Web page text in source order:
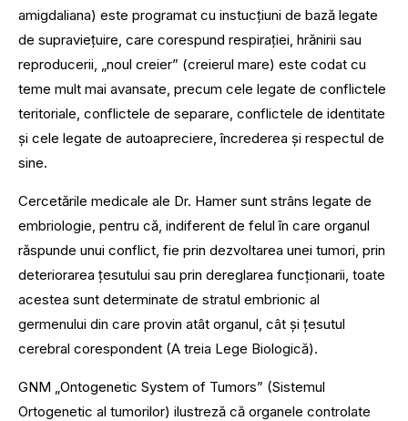
amigdaliana) este programat cu instucțiuni de bază legate
de supraviețuire, care corespund respirației, hrănirii sau
reproducerii, „noul creier” (creierul mare) este codat cu
teme mult mai avansate, precum cele legate de conflictele
teritoriale, conflictele de separare, conflictele de identitate
și cele legate de autoapreciere, încrederea și respectul de
sine.
Cercetările medicale ale Dr. Hamer sunt strâns legate de
embriologie, pentru că, indiferent de felul în care organul
răspunde unui conflict, fie prin dezvoltarea unei tumori, prin
deteriorarea țesutului sau prin dereglarea funcționarii, toate
acestea sunt determinate de stratul embrionic al
germenului din care provin atât organul, cât și țesutul
cerebral corespondent (A treia Lege Biologică).
GNM „Ontogenetic System of Tumors” (Sistemul
Ortogenetic al tumorilor) ilustreză că organele controlate